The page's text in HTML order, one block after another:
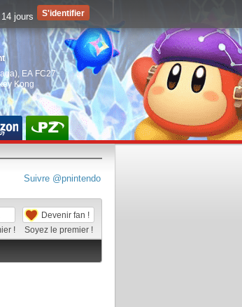
EA FC27,
Kong
Suivre @pnintendo
!
Devenir fan !
Soyez le premier !
jours